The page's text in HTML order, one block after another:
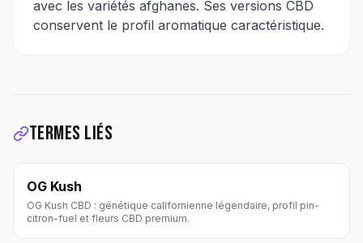
avec les variétés afghanes. Ses versions CBD
conservent le profil aromatique caractéristique.
Termes liés
OG Kush
OG Kush CBD : génétique californienne légendaire, profil pin-
citron-fuel et fleurs CBD premium.